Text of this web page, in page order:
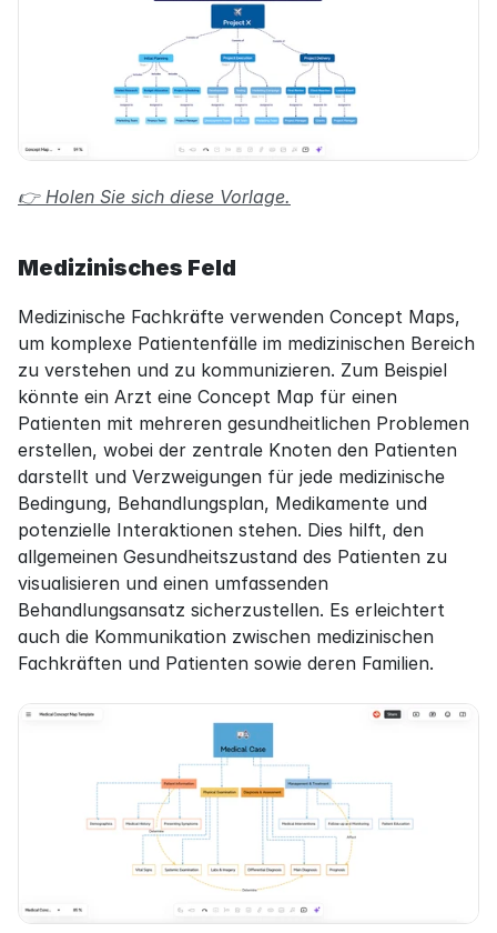
👉 Holen Sie sich diese Vorlage.
Medizinisches Feld
Medizinische Fachkräfte verwenden Concept Maps,
um komplexe Patientenfälle im medizinischen Bereich
zu verstehen und zu kommunizieren. Zum Beispiel
könnte ein Arzt eine Concept Map für einen
Patienten mit mehreren gesundheitlichen Problemen
erstellen, wobei der zentrale Knoten den Patienten
darstellt und Verzweigungen für jede medizinische
Bedingung, Behandlungsplan, Medikamente und
potenzielle Interaktionen stehen. Dies hilft, den
allgemeinen Gesundheitszustand des Patienten zu
visualisieren und einen umfassenden
Behandlungsansatz sicherzustellen. Es erleichtert
auch die Kommunikation zwischen medizinischen
Fachkräften und Patienten sowie deren Familien.